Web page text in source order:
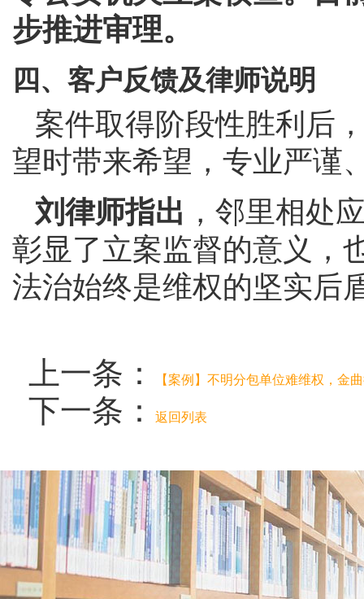
步推进审理。
四、客户反馈及律师说明
案件取得阶段性胜利后
望时带来希望，专业严谨
刘律师指出 ，邻里相处
彰显了立案监督的意义，
法治始终是维权的坚实后
上一条： 【案例】不明分包单位难维权，金
下一条： 返回列表